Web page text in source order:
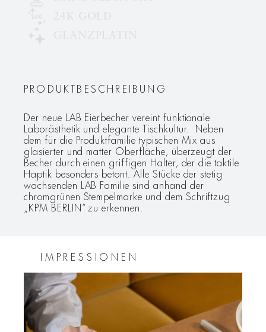
PRODUKTBESCHREIBUNG
Der neue LAB Eierbecher vereint funktionale
Laborästhetik und elegante Tischkultur. Neben
dem für die Produktfamilie typischen Mix aus
glasierter und matter Oberfläche, überzeugt der
Becher durch einen griffigen Halter, der die taktile
Haptik besonders betont. Alle Stücke der stetig
wachsenden LAB Familie sind anhand der
chromgrünen Stempelmarke und dem Schriftzug
„KPM BERLIN“ zu erkennen.
IMPRESSIONEN